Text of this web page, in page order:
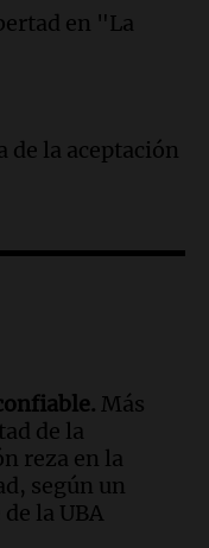
52ª Fiesta
novedad de la
industrial
un temporal
a 1500
en "La
de la aceptación
Más
de la
reza en la
según un
la UBA